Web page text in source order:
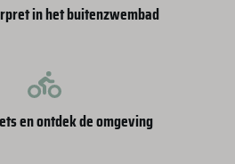
in het buitenzwembad
en ontdek de omgeving